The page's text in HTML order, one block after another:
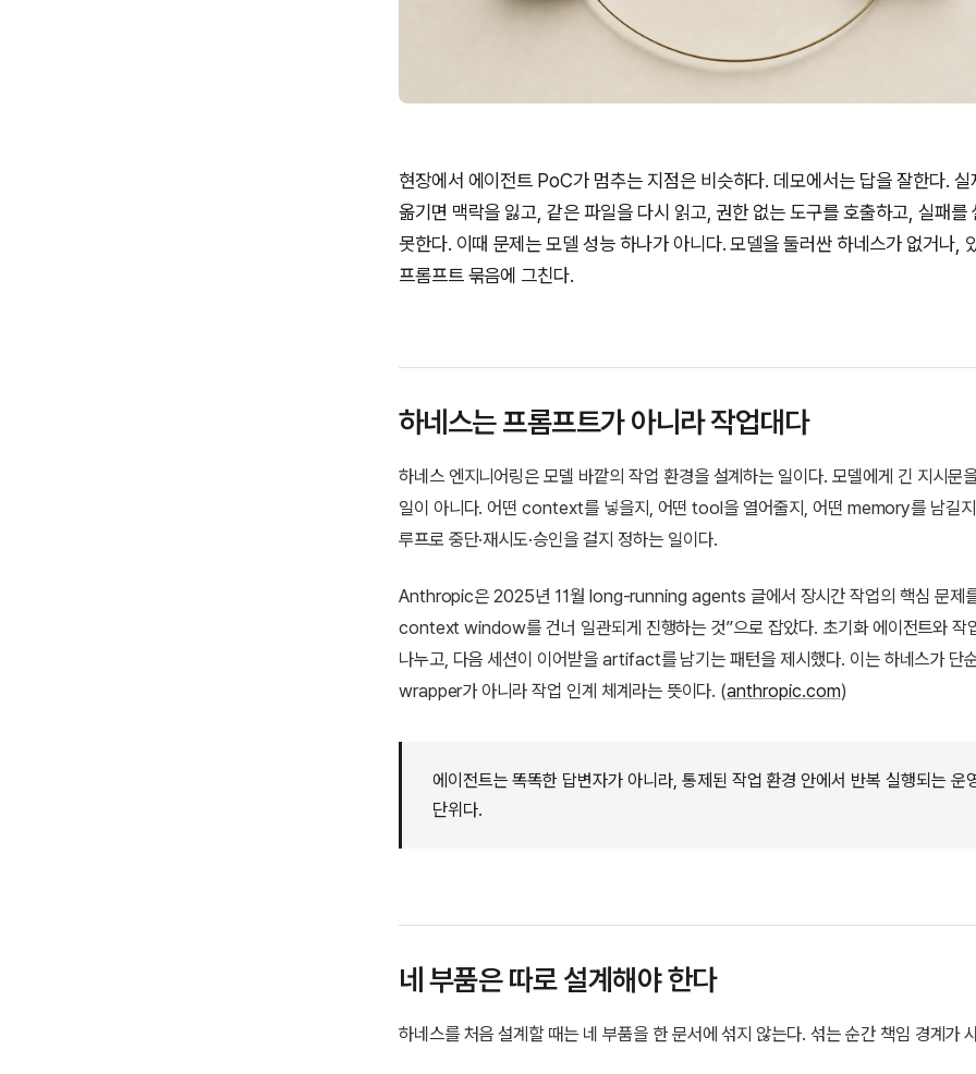
현장에서 에이전트 PoC가 멈추는 지점은 비슷하다. 데모에서는 답을 잘한다. 실
옮기면 맥락을 잃고, 같은 파일을 다시 읽고, 권한 없는 도구를 호출하고, 실패를
못한다. 이때 문제는 모델 성능 하나가 아니다. 모델을 둘러싼 하네스가 없거나,
프롬프트 묶음에 그친다.
하네스는 프롬프트가 아니라 작업대다
하네스 엔지니어링은 모델 바깥의 작업 환경을 설계하는 일이다. 모델에게 긴 지시문
일이 아니다. 어떤 context를 넣을지, 어떤 tool을 열어줄지, 어떤 memory를 남길
루프로 중단·재시도·승인을 걸지 정하는 일이다.
Anthropic은 2025년 11월 long-running agents 글에서 장시간 작업의 핵심 문제
context window를 건너 일관되게 진행하는 것”으로 잡았다. 초기화 에이전트와 작
나누고, 다음 세션이 이어받을 artifact를 남기는 패턴을 제시했다. 이는 하네스가 단
wrapper가 아니라 작업 인계 체계라는 뜻이다. (anthropic.com)
에이전트는 똑똑한 답변자가 아니라, 통제된 작업 환경 안에서 반복 실행되는 운
단위다.
네 부품은 따로 설계해야 한다
하네스를 처음 설계할 때는 네 부품을 한 문서에 섞지 않는다. 섞는 순간 책임 경계가